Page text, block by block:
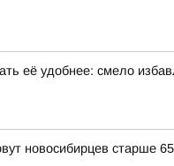
её удобнее: смело
новосибирцев старше